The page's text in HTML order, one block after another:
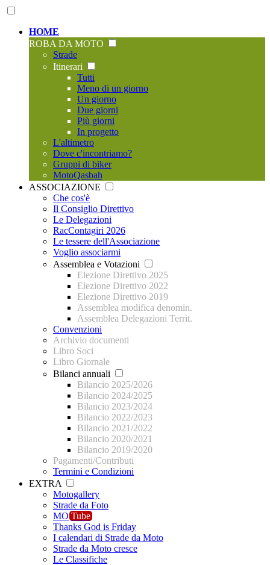
HOME
ROBA DA MOTO
Strade
Itinerari
Tutti
Meno di un giorno
Un giorno
Due giorni
Più giorni
In progetto
L'altimetro
Dove c'incontriamo?
Gruppi di biker
MotoQasbah
ASSOCIAZIONE
Che cos'è
Il Consiglio Direttivo
Le Delegazioni
RacContagiri 2026
Le tessere dell'Associazione
Voglio associarmi
Assemblea e Votazioni
Elezione Direttivo 2025
Elezione Direttivo 2022
Elezione Direttivo 2019
Assemblea modifica denomin.
Assemblea Delegazioni Territ.
Convenzioni
Archivio documenti
Libro Soci
Libro Giornale
Bilanci annuali
Bilancio 2025/2026
Bilancio 2024/2025
Bilancio 2023/2024
Bilancio 2022/2023
Bilancio 2021/2022
Bilancio 2020/2021
Bilancio 2019/2020
Pagamenti/Contributi
Termini e Condizioni
EXTRA
Motogallery
Strade da Foto
MO Tube
Thanks God is Friday
I calendari di Strade da Moto
Strade da Moto cresce
Le Classifiche